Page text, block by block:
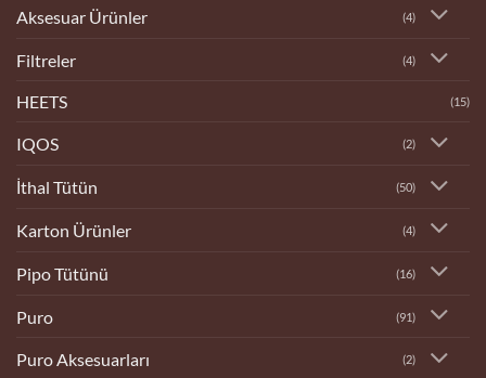
Aksesuar Ürünler (4)
Filtreler (4)
HEETS (15)
IQOS (2)
İthal Tütün (50)
Karton Ürünler (4)
Pipo Tütünü (16)
Puro (91)
Puro Aksesuarları (2)